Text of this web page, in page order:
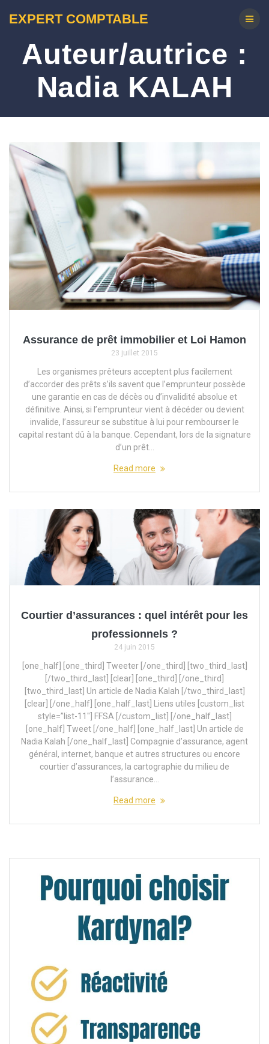
EXPERT COMPTABLE
Auteur/autrice :
Nadia KALAH
Assurance de prêt immobilier et Loi Hamon
23 juillet 2015
Les organismes prêteurs acceptent plus facilement
d’accorder des prêts s’ils savent que l’emprunteur possède
une garantie en cas de décès ou d’invalidité absolue et
définitive. Ainsi, si l’emprunteur vient à décéder ou devient
invalide, l’assureur se substitue à lui pour rembourser le
capital restant dû à la banque. Cependant, lors de la signature
d’un prêt…
Read more
Courtier d’assurances : quel intérêt pour les
professionnels ?
24 juin 2015
[one_half] [one_third] Tweeter [/one_third] [two_third_last]
[/two_third_last] [clear] [one_third] [/one_third]
[two_third_last] Un article de Nadia Kalah [/two_third_last]
[clear] [/one_half] [one_half_last] Liens utiles [custom_list
style=”list-11″] FFSA [/custom_list] [/one_half_last]
[one_half] Tweet [/one_half] [one_half_last] Un article de
Nadia Kalah [/one_half_last] Compagnie d’assurance, agent
général, internet, banque et autres structures ou encore
courtier d’assurances, la cartographie du milieu de
l’assurance…
Read more